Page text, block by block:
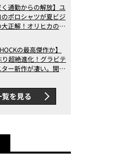
く通勤からの解放】ユ
ポロシャツが夏ビジ
正解！オリヒカの透
の最高傑作か】
り超絶進化！グラビテ
ー新作が凄い。開発
メントの衝撃
を見る